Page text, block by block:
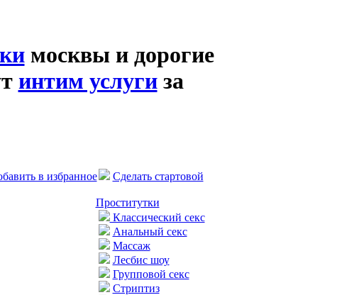
москвы и дорогие
интим услугиза
в избранное Сделать стартовой
Проститутки
Классический секс
Анальный секс
Массаж
Лесбис шоу
Групповой секс
Стриптиз